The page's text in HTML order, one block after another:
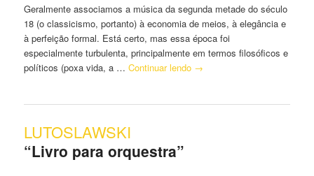
Geralmente associamos a música da segunda metade do século
18 (o classicismo, portanto) à economia de meios, à elegância e
à perfeição formal. Está certo, mas essa época foi
especialmente turbulenta, principalmente em termos filosóficos e
políticos (poxa vida, a …Continuar lendo →
LUTOSLAWSKI
“Livro para orquestra”